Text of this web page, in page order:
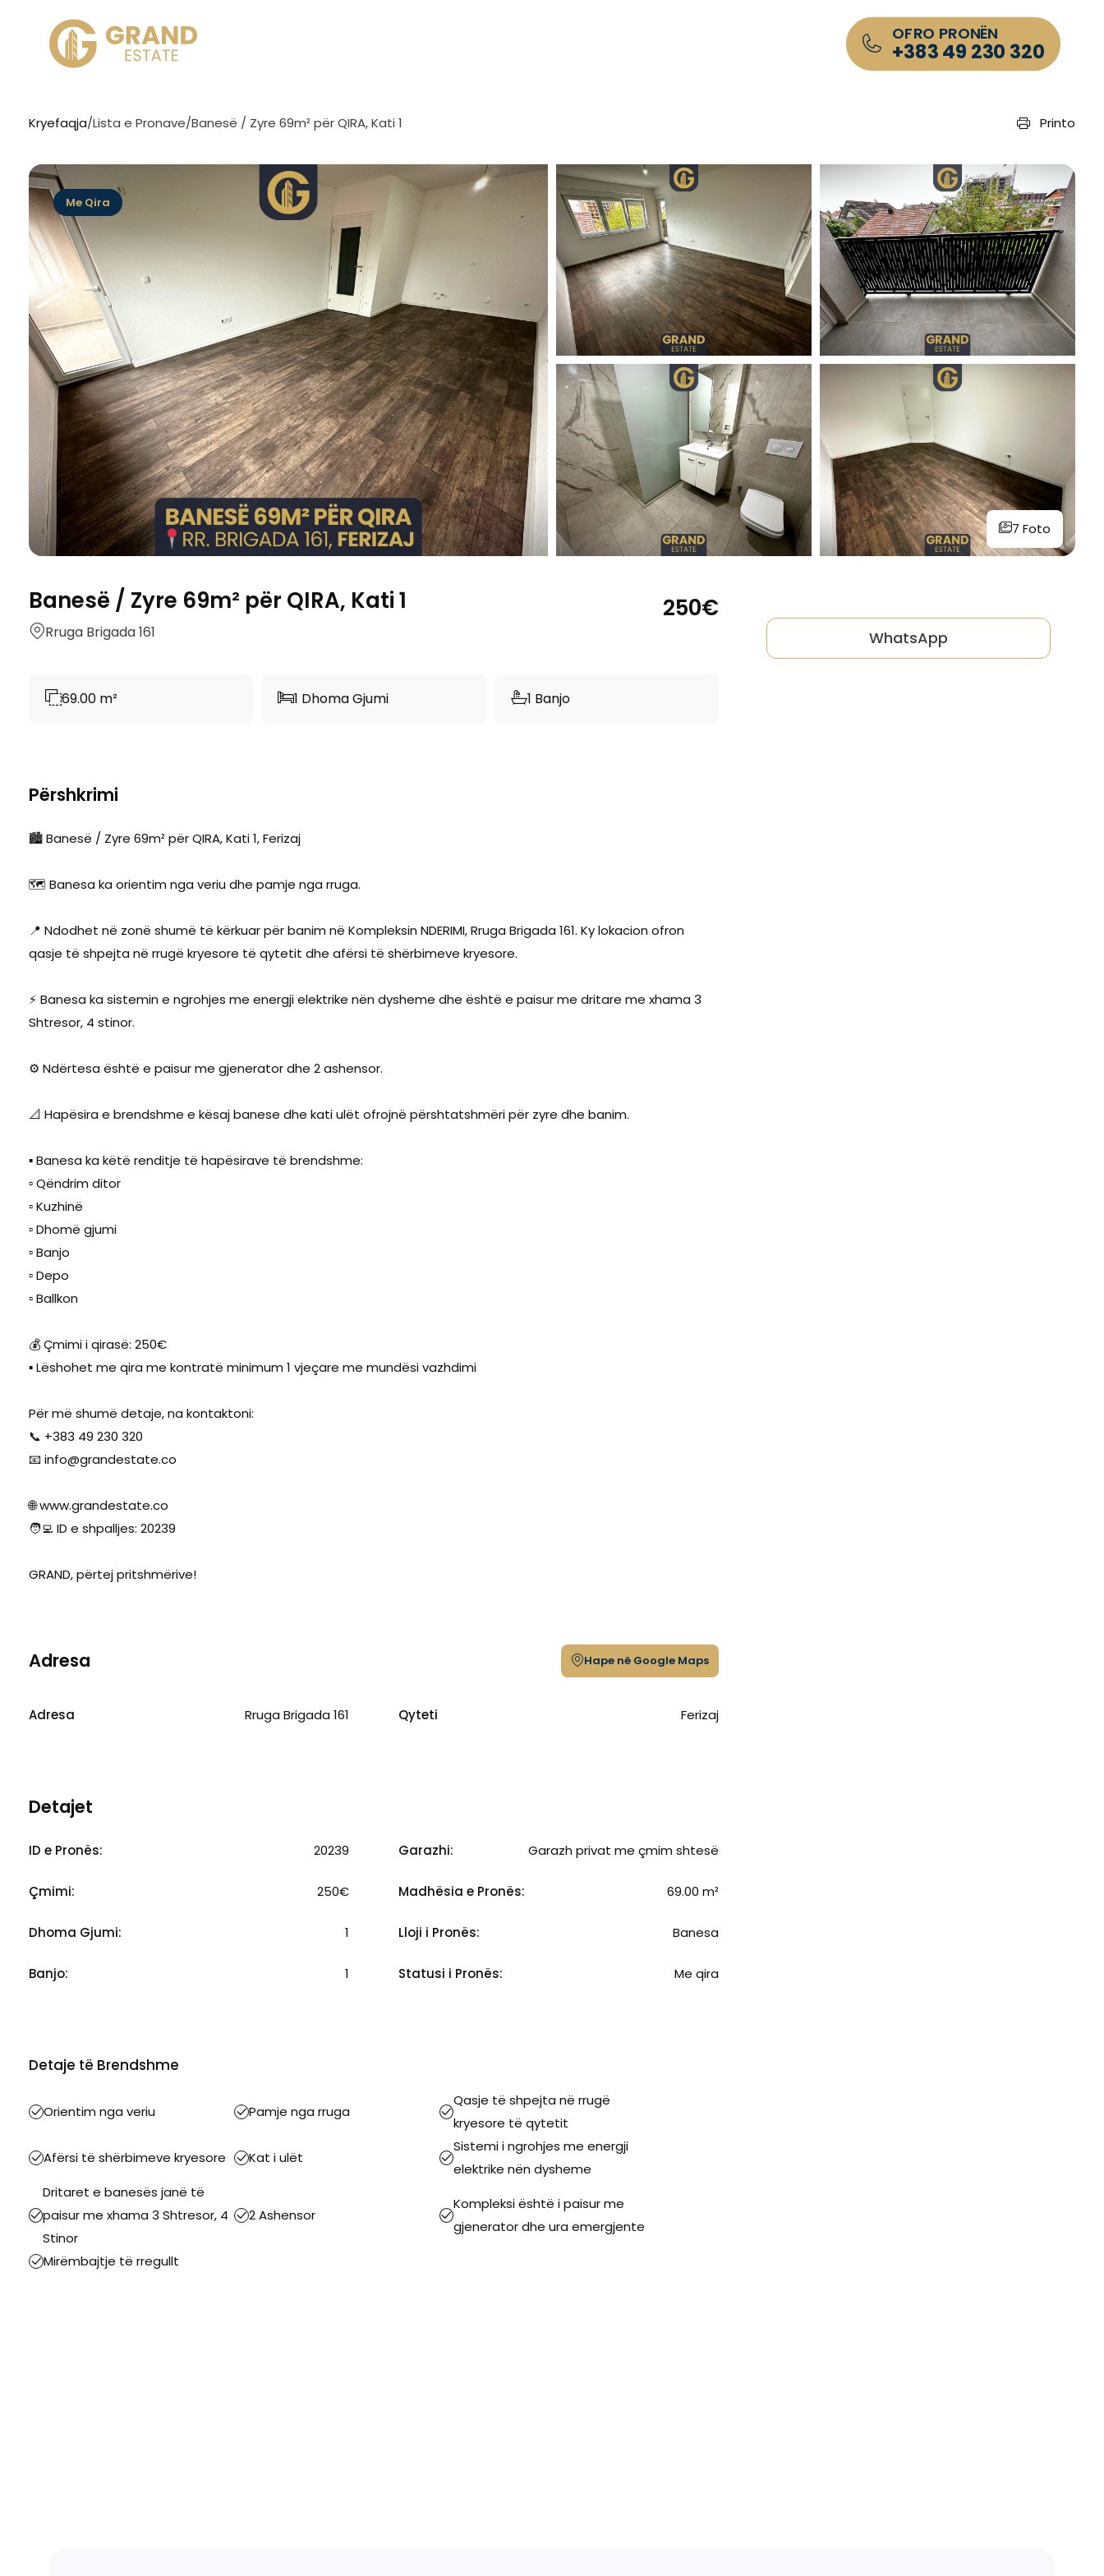
OFRO PRONËN
+383 49 230 320
Kryefaqja/Lista e Pronave/Banesë / Zyre 69m² për QIRA, Kati 1 Printo
Me Qira
7 Foto
Banesë / Zyre 69m² për QIRA, Kati 1
Rruga Brigada 161
250€
69.00 m² 1 Dhoma Gjumi 1 Banjo
Përshkrimi
🏙️ Banesë / Zyre 69m² për QIRA, Kati 1, Ferizaj
🗺️ Banesa ka orientim nga veriu dhe pamje nga rruga.
📍 Ndodhet në zonë shumë të kërkuar për banim në Kompleksin NDERIMI, Rruga Brigada 161. Ky lokacion ofron
qasje të shpejta në rrugë kryesore të qytetit dhe afërsi të shërbimeve kryesore.
⚡ Banesa ka sistemin e ngrohjes me energji elektrike nën dysheme dhe është e paisur me dritare me xhama 3
Shtresor, 4 stinor.
⚙️ Ndërtesa është e paisur me gjenerator dhe 2 ashensor.
📐 Hapësira e brendshme e kësaj banese dhe kati ulët ofrojnë përshtatshmëri për zyre dhe banim.
▪️ Banesa ka këtë renditje të hapësirave të brendshme:
▫️ Qëndrim ditor
▫️ Kuzhinë
▫️ Dhomë gjumi
▫️ Banjo
▫️ Depo
▫️ Ballkon
💰 Çmimi i qirasë: 250€
▪️ Lëshohet me qira me kontratë minimum 1 vjeçare me mundësi vazhdimi
Për më shumë detaje, na kontaktoni:
📞 +383 49 230 320
📧 info@grandestate.co
🌐 www.grandestate.co
🧑‍💻 ID e shpalljes: 20239
GRAND, përtej pritshmërive!
Adresa Hape në Google Maps
Adresa Rruga Brigada 161 Qyteti Ferizaj
Detajet
ID e Pronës: 20239 Garazhi: Garazh privat me çmim shtesë
Çmimi: 250€ Madhësia e Pronës: 69.00 m²
Dhoma Gjumi: 1 Lloji i Pronës: Banesa
Banjo: 1 Statusi i Pronës: Me qira
Detaje të Brendshme
Orientim nga veriu Pamje nga rruga
Qasje të shpejta në rrugë
kryesore të qytetit
Afërsi të shërbimeve kryesore
Kat i ulët
Sistemi i ngrohjes me energji
elektrike nën dysheme
Dritaret e banesës janë të
paisur me xhama 3 Shtresor, 4
Stinor
2 Ashensor
Kompleksi është i paisur me
gjenerator dhe ura emergjente
Mirëmbajtje të rregullt
WhatsApp